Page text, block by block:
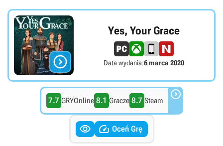

Yes, Your Grace
Data wydania:6 marca 2020
7.7 GRYOnline 8.1 Gracze 8.7 Steam 
  Oceń Grę